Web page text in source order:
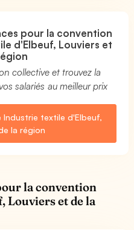
pour la convention
d'Elbeuf, Louviers et
collective et trouvez la
salariés au meilleur prix
Industrie textile d'Elbeuf,
la région
la convention
Louviers et de la